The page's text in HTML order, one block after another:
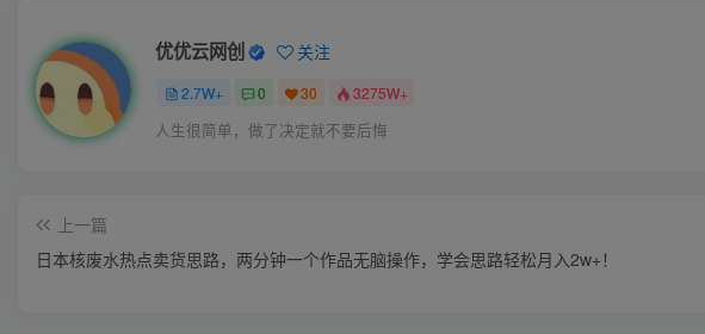
优优云网创 关注
2.7W+ 0 30 3275W+
人生很简单，做了决定就不要后悔
上一篇
日本核废水热点卖货思路，两分钟一个作品无脑操作，学会思路轻松月入2w+！